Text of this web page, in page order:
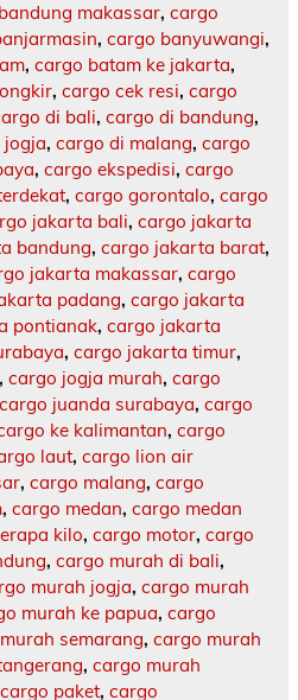
makassar, cargo
, cargo banyuwangi,
, cargo batam ke jakarta,
, cargo cek resi, cargo
di bali, cargo di bandung,
jogja, cargo di malang, cargo
, cargo ekspedisi, cargo
, cargo gorontalo, cargo
jakarta bali, cargo jakarta
bandung, cargo jakarta barat,
jakarta makassar, cargo
padang, cargo jakarta
pontianak, cargo jakarta
, cargo jakarta timur,
, cargo jogja murah, cargo
cargo juanda surabaya, cargo
ke kalimantan, cargo
laut, cargo lion air
, cargo malang, cargo
, cargo medan, cargo medan
kilo, cargo motor, cargo
, cargo murah di bali,
murah jogja, cargo murah
murah ke papua, cargo
semarang, cargo murah
, cargo murah
cargo paket, cargo